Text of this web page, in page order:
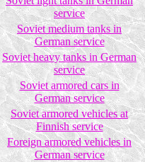
service
Soviet medium tanks in
German service
Soviet heavy tanks in German
service
Soviet armored cars in
German service
Soviet armored vehicles at
Finnish service
Foreign armored vehicles in
German service